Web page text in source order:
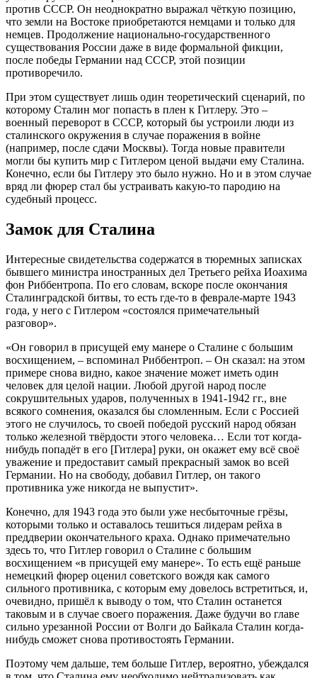
против СССР. Он неоднократно выражал чёткую позицию,
что земли на Востоке приобретаются немцами и только для
немцев. Продолжение национально-государственного
существования России даже в виде формальной фикции,
после победы Германии над СССР, этой позиции
противоречило.
При этом существует лишь один теоретический сценарий, по
которому Сталин мог попасть в плен к Гитлеру. Это –
военный переворот в СССР, который бы устроили люди из
сталинского окружения в случае поражения в войне
(например, после сдачи Москвы). Тогда новые правители
могли бы купить мир с Гитлером ценой выдачи ему Сталина.
Конечно, если бы Гитлеру это было нужно. Но и в этом случае
вряд ли фюрер стал бы устраивать какую-то пародию на
судебный процесс.
Замок для Сталина
Интересные свидетельства содержатся в тюремных записках
бывшего министра иностранных дел Третьего рейха Иоахима
фон Риббентропа. По его словам, вскоре после окончания
Сталинградской битвы, то есть где-то в феврале-марте 1943
года, у него с Гитлером «состоялся примечательный
разговор».
«Он говорил в присущей ему манере о Сталине с большим
восхищением, – вспоминал Риббентроп. – Он сказал: на этом
примере снова видно, какое значение может иметь один
человек для целой нации. Любой другой народ после
сокрушительных ударов, полученных в 1941-1942 гг., вне
всякого сомнения, оказался бы сломленным. Если с Россией
этого не случилось, то своей победой русский народ обязан
только железной твёрдости этого человека… Если тот когда-
нибудь попадёт в его [Гитлера] руки, он окажет ему всё своё
уважение и предоставит самый прекрасный замок во всей
Германии. Но на свободу, добавил Гитлер, он такого
противника уже никогда не выпустит».
Конечно, для 1943 года это были уже несбыточные грёзы,
которыми только и оставалось тешиться лидерам рейха в
преддверии окончательного краха. Однако примечательно
здесь то, что Гитлер говорил о Сталине с большим
восхищением «в присущей ему манере». То есть ещё раньше
немецкий фюрер оценил советского вождя как самого
сильного противника, с которым ему довелось встретиться, и,
очевидно, пришёл к выводу о том, что Сталин останется
таковым и в случае своего поражения. Даже будучи во главе
сильно урезанной России от Волги до Байкала Сталин когда-
нибудь сможет снова противостоять Германии.
Поэтому чем дальше, тем больше Гитлер, вероятно, убеждался